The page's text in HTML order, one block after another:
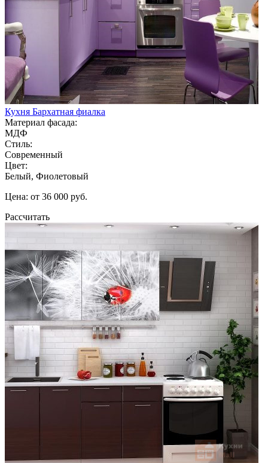
Кухня Бархатная фиалка
Материал фасада:
МДФ
Стиль:
Современный
Цвет:
Белый, Фиолетовый
Цена: от 36 000 руб.
Рассчитать